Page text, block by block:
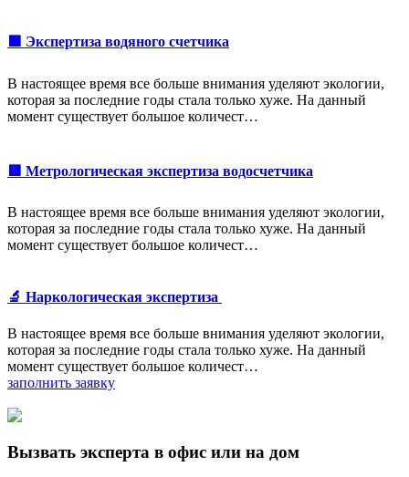
🟩 Экспертиза водяного счетчика
В настоящее время все больше внимания уделяют экологии,
которая за последние годы стала только хуже. На данный
момент существует большое количест…
🟥 Метрологическая экспертиза водосчетчика
В настоящее время все больше внимания уделяют экологии,
которая за последние годы стала только хуже. На данный
момент существует большое количест…
🔬 Наркологическая экспертиза
В настоящее время все больше внимания уделяют экологии,
которая за последние годы стала только хуже. На данный
момент существует большое количест…
заполнить заявку
Вызвать эксперта в офис или на дом